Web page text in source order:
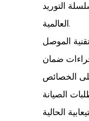
التوريد
العالمية.
الموصل
ضمان
الخصائص
الحالية